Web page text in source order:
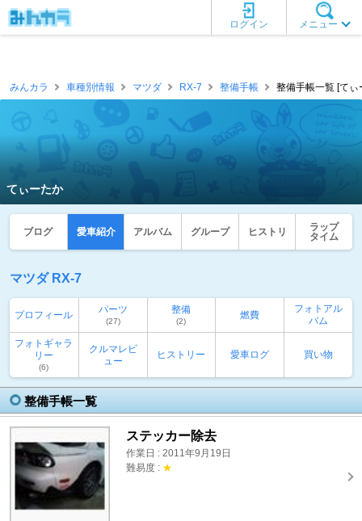
メニュー
ログイン
みんカラ 車種別情報 マツダ RX-7 整備手帳 整備手帳一覧 [てぃ
てぃーたか
ブログ 愛車紹介 アルバム グループ ヒストリ
ラップ
タイム
マツダ RX-7
プロフィール パーツ
(27)
整備
(2)
燃費
フォトアル
バム
フォトギャラ
リー
(6)
クルマレビ
ュー
ヒストリー 愛車ログ 買い物
整備手帳一覧
ステッカー除去
作業日 : 2011年9月19日
難易度 : ★